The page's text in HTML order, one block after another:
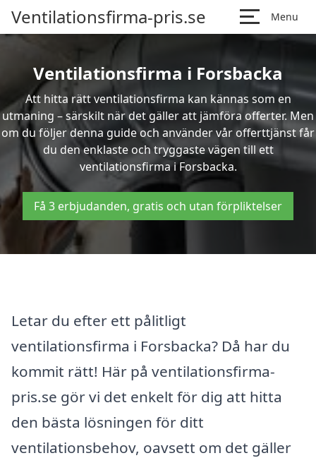
Ventilationsfirma-pris.se Menu
Ventilationsfirma i Forsbacka
Att hitta rätt ventilationsfirma kan kännas som en
utmaning – särskilt när det gäller att jämföra offerter. Men
om du följer denna guide och använder vår offerttjänst får
du den enklaste och tryggaste vägen till ett
ventilationsfirma i Forsbacka.
Få 3 erbjudanden, gratis och utan förpliktelser
Letar du efter ett pålitligt
ventilationsfirma i Forsbacka? Då har du
kommit rätt! Här på ventilationsfirma-
pris.se gör vi det enkelt för dig att hitta
den bästa lösningen för ditt
ventilationsbehov, oavsett om det gäller